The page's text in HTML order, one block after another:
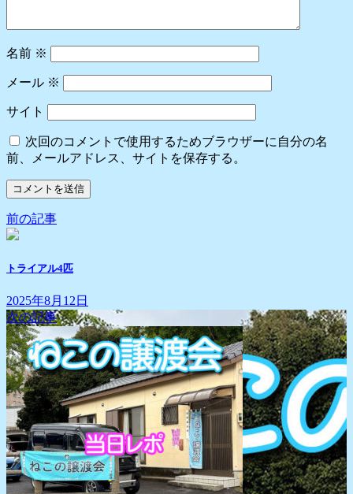
名前 ※
メール ※
サイト
次回のコメントで使用するためブラウザーに自分の名
前、メールアドレス、サイトを保存する。
前の記事
トライアル4匹
2025年8月12日
次の記事